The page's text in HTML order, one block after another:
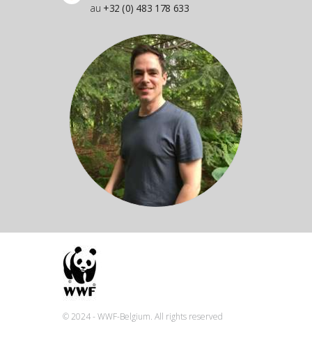
© 2024 - WWF-Belgium. All rights reserved
au +32 (0) 483 178 633